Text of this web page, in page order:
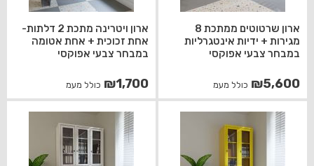
ארון שרטוטים ממתכת 8
מגירות + ידיות אינטגרליות
במבחר צבעי אפוקסי
₪5,600 כולל מעמ
ארון ויטרינה מתכת 2 דלתות-
אחת זכוכית + אחת אטומה
במבחר צבעי אפוקסי
₪1,700 כולל מעמ